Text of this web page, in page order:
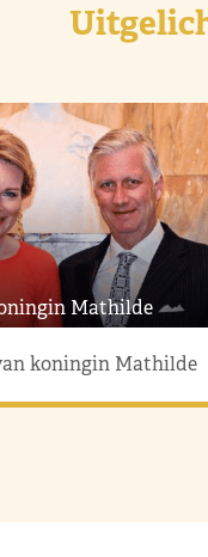
Mathilde
koningin Mathilde